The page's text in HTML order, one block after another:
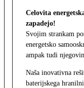
Celovita
zapadejo!
Svojim strankam
energetsko
ampak tudi
Naša inovativna
baterijskega